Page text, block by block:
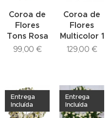
Coroa de
Flores
Tons Rosa
99,00 €
Coroa de
Flores
Multicolor 1
129,00 €
Entrega
Incluída
Entrega
Incluída